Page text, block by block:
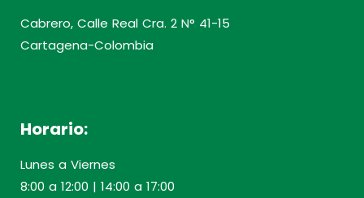
Cabrero, Calle Real Cra. 2 N° 41-15
Cartagena-Colombia
Horario:
Lunes a Viernes
8:00 a 12:00 | 14:00 a 17:00